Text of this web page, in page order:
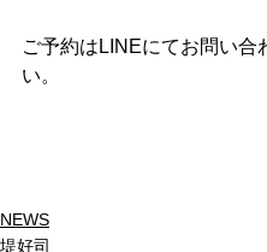
ご予約はLINEにてお問い合
い。
NEWS
堤好司